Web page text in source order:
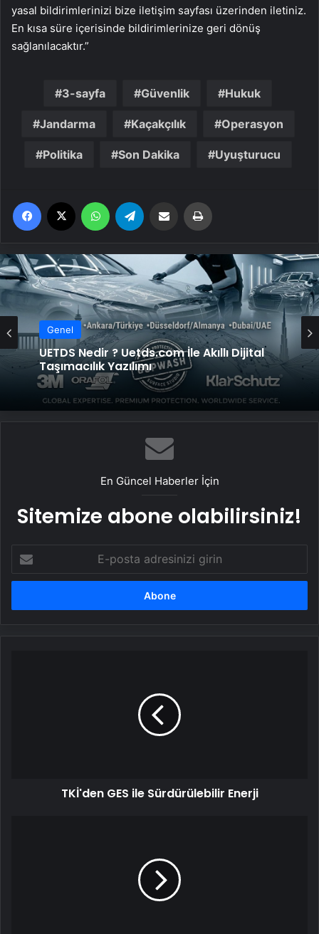
yasal bildirimlerinizi bize iletişim sayfası üzerinden iletiniz.
En kısa süre içerisinde bildirimlerinize geri dönüş
sağlanılacaktır.”
3-sayfa Güvenlik Hukuk
Jandarma Kaçakçılık Operasyon
Politika Son Dakika Uyuşturucu
Facebook WhatsApp Email'den paylaş
Genel
UETDS Nedir ? Uetds.com İle Akıllı Dijital
Taşımacılık Yazılımı
En Güncel Haberler İçin
Sitemize abone olabilirsiniz!
posta
adresinizi
TKİ'den GES ile Sürdürülebilir Enerji